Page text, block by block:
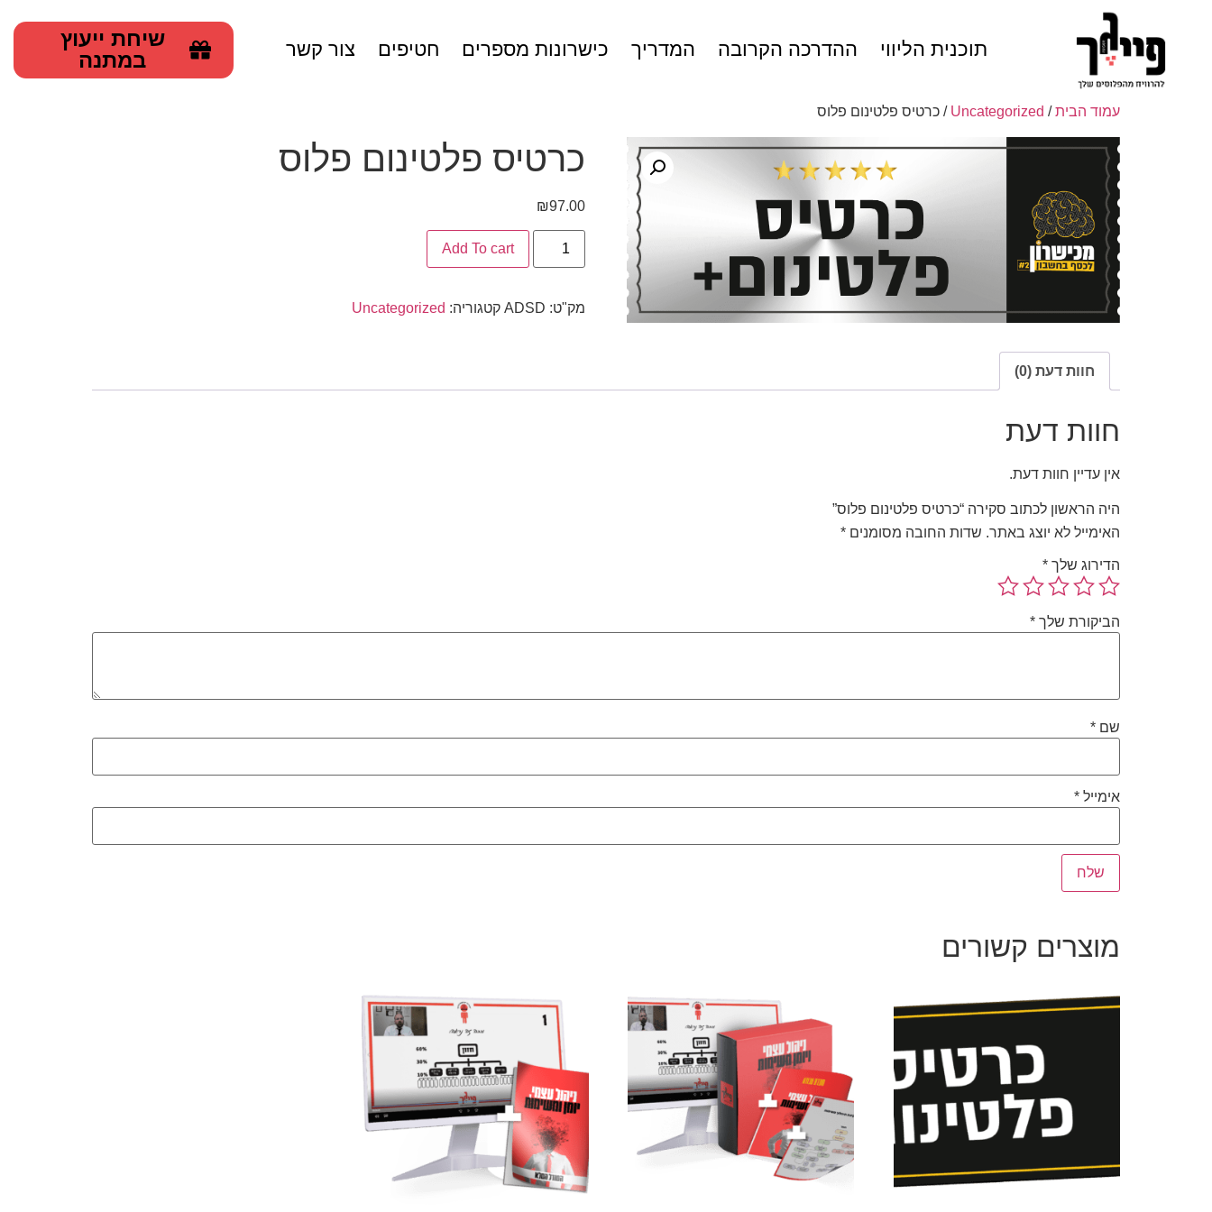
תוכנית הליווי ההדרכה הקרובה המדריך כישרונות מספרים חטיפים צור קשר
שיחת ייעוץ
במתנה
עמוד הבית/
Uncategorized / כרטיס פלטינום פלוס
כרטיס פלטינום פלוס
₪97.00
Add To cart
מק"ט: ADSD קטגוריה: Uncategorized
חוות דעת (0)
חוות דעת
אין עדיין חוות דעת.
היה הראשון לכתוב סקירה “כרטיס פלטינום פלוס”
האימייל לא יוצג באתר. שדות החובה מסומנים *
הדירוג שלך *
הביקורת שלך *
שם *
אימייל *
מוצרים קשורים